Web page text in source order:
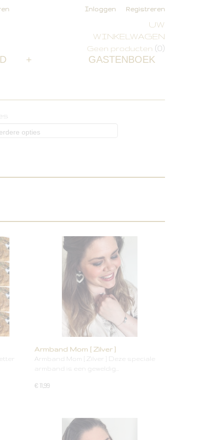
Inloggen Registreren
UW
WINKELWAGEN
Geen producten (0)
GASTENBOEK
+
opties
Armband Mom [ Zilver ]
Armband Mom [ Zilver ] Deze speciale
armband is een geweldig…
€ 11,99